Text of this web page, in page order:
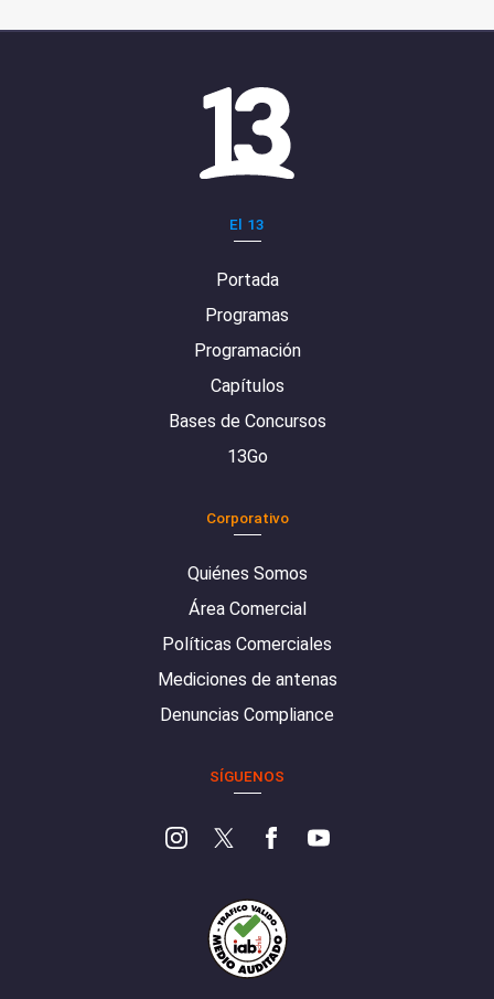
El 13
Portada
Programas
Programación
Capítulos
Bases de Concursos
13Go
Corporativo
Quiénes Somos
Área Comercial
Políticas Comerciales
Mediciones de antenas
Denuncias Compliance
SÍGUENOS